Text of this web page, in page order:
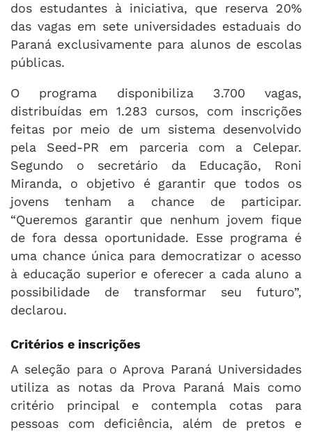
dos estudantes à iniciativa, que reserva 20%
das vagas em sete universidades estaduais do
Paraná exclusivamente para alunos de escolas
públicas.
O programa disponibiliza 3.700 vagas,
distribuídas em 1.283 cursos, com inscrições
feitas por meio de um sistema desenvolvido
pela Seed-PR em parceria com a Celepar.
Segundo o secretário da Educação, Roni
Miranda, o objetivo é garantir que todos os
jovens tenham a chance de participar.
“Queremos garantir que nenhum jovem fique
de fora dessa oportunidade. Esse programa é
uma chance única para democratizar o acesso
à educação superior e oferecer a cada aluno a
possibilidade de transformar seu futuro”,
declarou.
Critérios e inscrições
A seleção para o Aprova Paraná Universidades
utiliza as notas da Prova Paraná Mais como
critério principal e contempla cotas para
pessoas com deficiência, além de pretos e